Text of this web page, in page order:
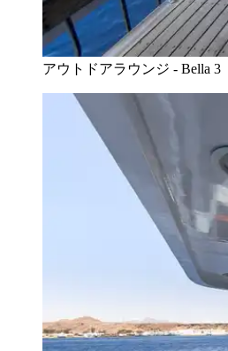
アウトドアラウンジ - Bella 3